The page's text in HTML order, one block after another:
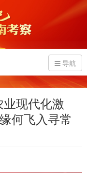
导航
业现代化激
何飞入寻常